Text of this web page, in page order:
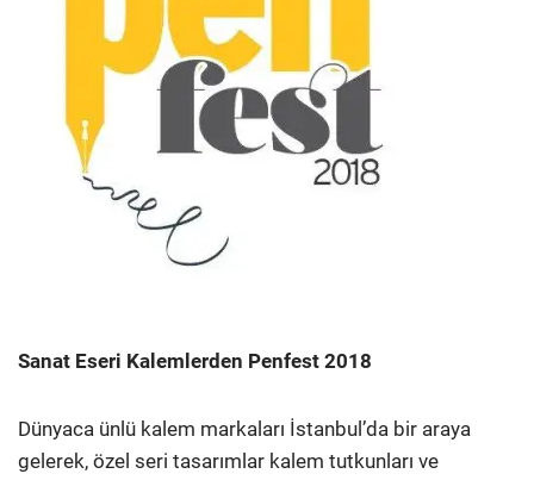
Sanat Eseri Kalemlerden Penfest 2018
Dünyaca ünlü kalem markaları İstanbul’da bir araya
gelerek, özel seri tasarımlar kalem tutkunları ve